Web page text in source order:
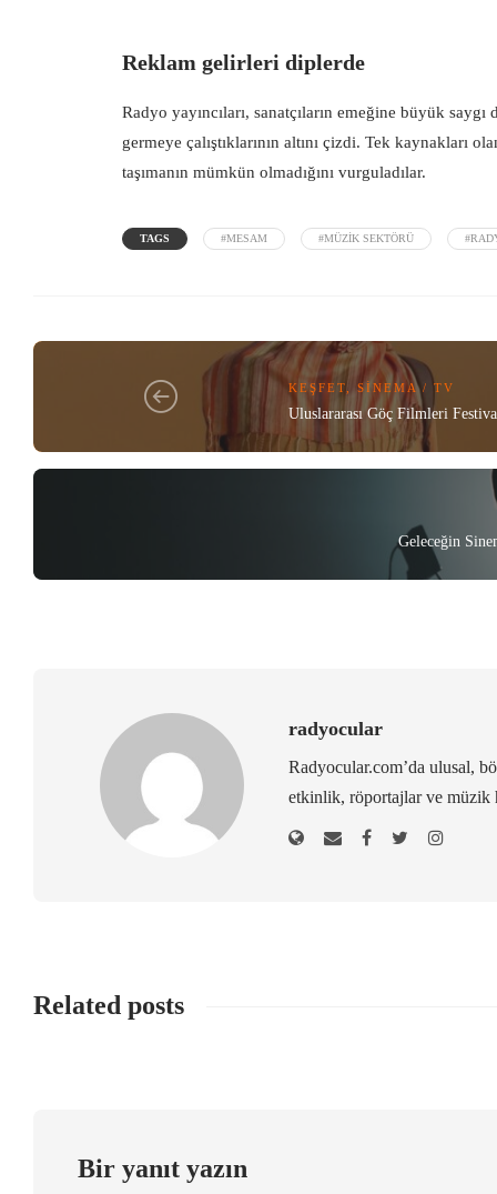
Reklam gelirleri diplerde
Radyo yayıncıları, sanatçıların emeğine büyük
germeye çalıştıklarının altını çizdi. Tek kaynakları
taşımanın mümkün olmadığını vurguladılar.
TAGS #MESAM #MÜZIK SEKTÖRÜ
KEŞFET SINEMA / TV
Uluslararası Göç Filmleri
Geleceğin
radyocular
Radyocular.com’da ulusal,
etkinlik, röportajlar ve müzik
Related posts
Bir yanıt yazın